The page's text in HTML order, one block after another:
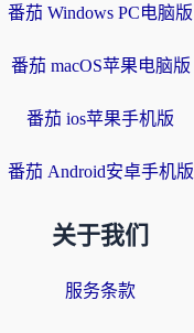
番茄 Windows PC电脑版
番茄 macOS苹果电脑版
番茄 ios苹果手机版
番茄 Android安卓手机版
关于我们
服务条款